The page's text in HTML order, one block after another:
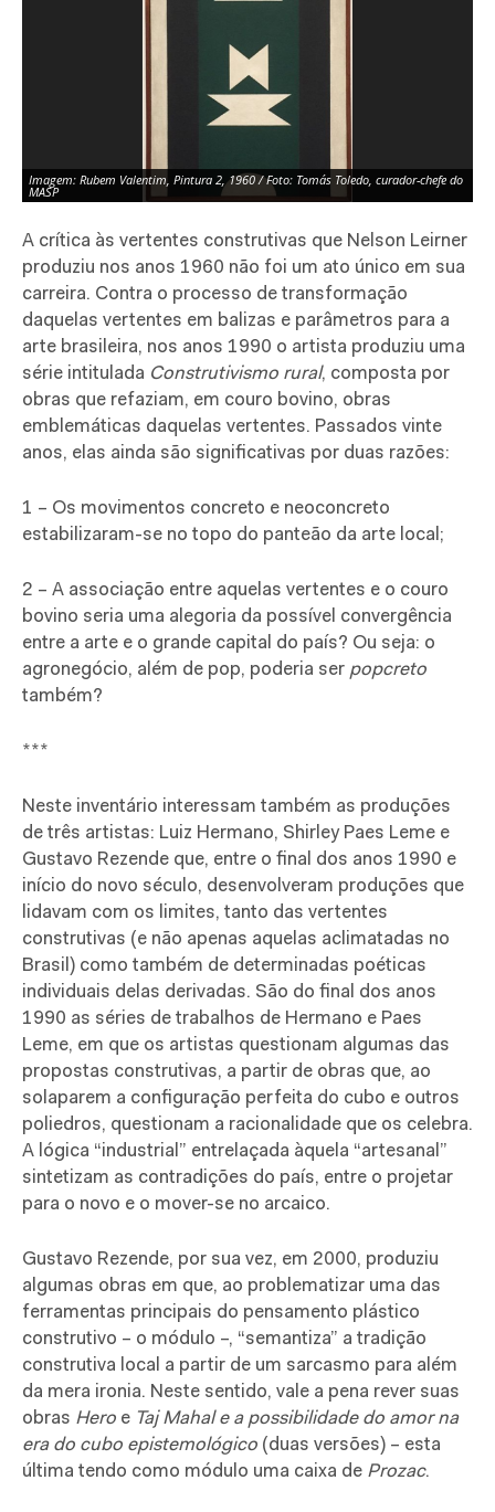
Imagem: Rubem Valentim, Pintura 2, 1960 / Foto: Tomás Toledo, curador-chefe do
MASP
A crítica às vertentes construtivas que Nelson Leirner
produziu nos anos 1960 não foi um ato único em sua
carreira. Contra o processo de transformação
daquelas vertentes em balizas e parâmetros para a
arte brasileira, nos anos 1990 o artista produziu uma
série intitulada Construtivismo rural, composta por
obras que refaziam, em couro bovino, obras
emblemáticas daquelas vertentes. Passados vinte
anos, elas ainda são significativas por duas razões:
1 – Os movimentos concreto e neoconcreto
estabilizaram-se no topo do panteão da arte local;
2 – A associação entre aquelas vertentes e o couro
bovino seria uma alegoria da possível convergência
entre a arte e o grande capital do país? Ou seja: o
agronegócio, além de pop, poderia ser popcreto
também?
***
Neste inventário interessam também as produções
de três artistas: Luiz Hermano, Shirley Paes Leme e
Gustavo Rezende que, entre o final dos anos 1990 e
início do novo século, desenvolveram produções que
lidavam com os limites, tanto das vertentes
construtivas (e não apenas aquelas aclimatadas no
Brasil) como também de determinadas poéticas
individuais delas derivadas. São do final dos anos
1990 as séries de trabalhos de Hermano e Paes
Leme, em que os artistas questionam algumas das
propostas construtivas, a partir de obras que, ao
solaparem a configuração perfeita do cubo e outros
poliedros, questionam a racionalidade que os celebra.
A lógica “industrial” entrelaçada àquela “artesanal”
sintetizam as contradições do país, entre o projetar
para o novo e o mover-se no arcaico.
Gustavo Rezende, por sua vez, em 2000, produziu
algumas obras em que, ao problematizar uma das
ferramentas principais do pensamento plástico
construtivo – o módulo –, “semantiza” a tradição
construtiva local a partir de um sarcasmo para além
da mera ironia. Neste sentido, vale a pena rever suas
obras Hero e Taj Mahal e a possibilidade do amor na
era do cubo epistemológico (duas versões) – esta
última tendo como módulo uma caixa de Prozac.